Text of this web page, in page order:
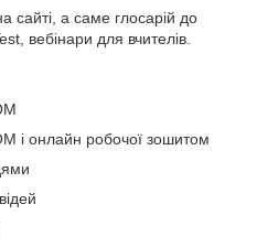
сайті, а саме глосарій до
вебінари для вчителів.
і онлайн робочої зошитом